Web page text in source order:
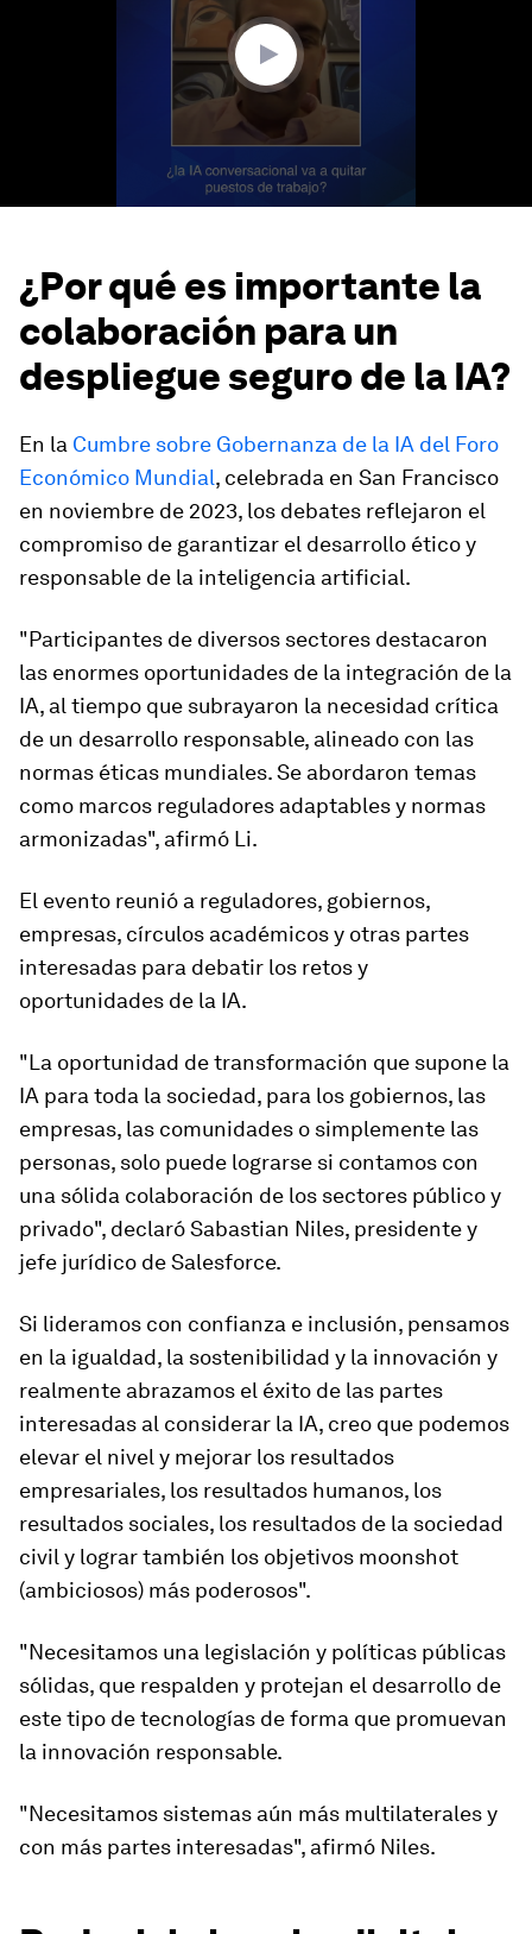
¿Por qué es importante la
colaboración para un
despliegue seguro de la IA?
En la Cumbre sobre Gobernanza de la IA del Foro
Económico Mundial, celebrada en San Francisco
en noviembre de 2023, los debates reflejaron el
compromiso de garantizar el desarrollo ético y
responsable de la inteligencia artificial.
"Participantes de diversos sectores destacaron
las enormes oportunidades de la integración de la
IA, al tiempo que subrayaron la necesidad crítica
de un desarrollo responsable, alineado con las
normas éticas mundiales. Se abordaron temas
como marcos reguladores adaptables y normas
armonizadas", afirmó Li.
El evento reunió a reguladores, gobiernos,
empresas, círculos académicos y otras partes
interesadas para debatir los retos y
oportunidades de la IA.
"La oportunidad de transformación que supone la
IA para toda la sociedad, para los gobiernos, las
empresas, las comunidades o simplemente las
personas, solo puede lograrse si contamos con
una sólida colaboración de los sectores público y
privado", declaró Sabastian Niles, presidente y
jefe jurídico de Salesforce.
Si lideramos con confianza e inclusión, pensamos
en la igualdad, la sostenibilidad y la innovación y
realmente abrazamos el éxito de las partes
interesadas al considerar la IA, creo que podemos
elevar el nivel y mejorar los resultados
empresariales, los resultados humanos, los
resultados sociales, los resultados de la sociedad
civil y lograr también los objetivos moonshot
(ambiciosos) más poderosos".
"Necesitamos una legislación y políticas públicas
sólidas, que respalden y protejan el desarrollo de
este tipo de tecnologías de forma que promuevan
la innovación responsable.
"Necesitamos sistemas aún más multilaterales y
con más partes interesadas", afirmó Niles.